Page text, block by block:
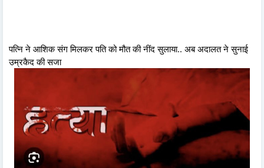
पत्नि ने आशिक संग मिलकर पति को मौत की नींद सुलाया.. अब अदालत ने सुनाई
उम्रकैद की सजा